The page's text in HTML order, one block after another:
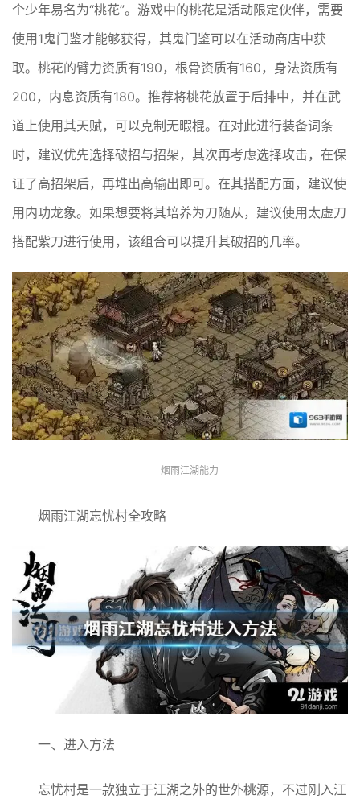
个少年易名为“桃花”。游戏中的桃花是活动限定伙伴，需要
使用1鬼门鉴才能够获得，其鬼门鉴可以在活动商店中获
取。桃花的臂力资质有190，根骨资质有160，身法资质有
200，内息资质有180。推荐将桃花放置于后排中，并在武
道上使用其天赋，可以克制无暇棍。在对此进行装备词条
时，建议优先选择破招与招架，其次再考虑选择攻击，在保
证了高招架后，再堆出高输出即可。在其搭配方面，建议使
用内功龙象。如果想要将其培养为刀随从，建议使用太虚刀
搭配紫刀进行使用，该组合可以提升其破招的几率。
烟雨江湖能力
烟雨江湖忘忧村全攻略
一、进入方法
忘忧村是一款独立于江湖之外的世外桃源，不过刚入江